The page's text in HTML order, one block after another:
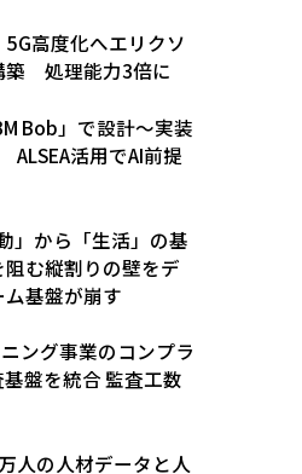
高度化へエリクソ
築 処理能力3倍に
Bob」で設計〜実装
活用でAI前提
」から「生活」の基
む縦割りの壁をデ
基盤が崩す
ング事業のコンプラ
盤を統合 監査工数
人の人材データと人